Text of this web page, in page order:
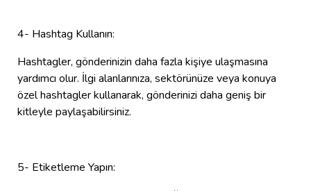
4- Hashtag Kullanın:
Hashtagler, gönderinizin daha fazla kişiye ulaşmasına
yardımcı olur. İlgi alanlarınıza, sektörünüze veya konuya
özel hashtagler kullanarak, gönderinizi daha geniş bir
kitleyle paylaşabilirsiniz.
5- Etiketleme Yapın: